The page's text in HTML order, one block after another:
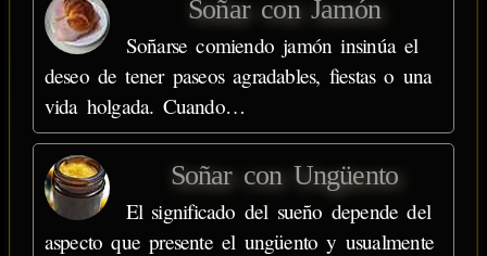
Soñar con Jamón
Soñarse comiendo jamón insinúa el
deseo de tener paseos agradables, fiestas o una
vida holgada. Cuando…
Soñar con Ungüento
El significado del sueño depende del
aspecto que presente el ungüento y usualmente